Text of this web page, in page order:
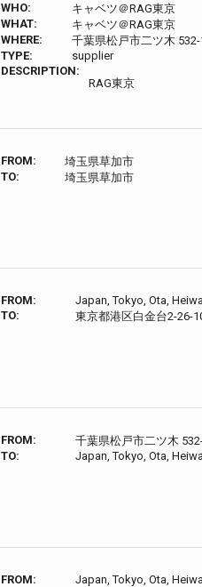
WHO:
キャベツ＠RAG東京
WHAT:
キャベツ＠RAG東京
WHERE:
千葉県松戸市二ツ木 532-
TYPE:
supplier
DESCRIPTION:
RAG東京
FROM:
埼玉県草加市
TO:
埼玉県草加市
FROM:
Japan, Tokyo, Ota,
TO:
東京都港区白金台2-26-
FROM:
千葉県松戸市二ツ木
TO:
Japan, Tokyo, Ota,
FROM:
Japan, Tokyo, Ota,